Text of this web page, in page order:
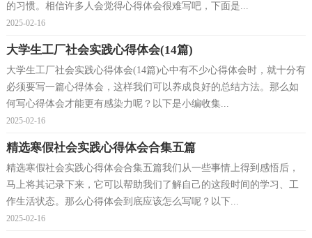
的习惯。相信许多人会觉得心得体会很难写吧，下面是...
2025-02-16
大学生工厂社会实践心得体会(14篇)
大学生工厂社会实践心得体会(14篇)心中有不少心得体会时，就十分有
必须要写一篇心得体会，这样我们可以养成良好的总结方法。那么如
何写心得体会才能更有感染力呢？以下是小编收集...
2025-02-16
精选寒假社会实践心得体会合集五篇
精选寒假社会实践心得体会合集五篇我们从一些事情上得到感悟后，
马上将其记录下来，它可以帮助我们了解自己的这段时间的学习、工
作生活状态。那么心得体会到底应该怎么写呢？以下...
2025-02-16